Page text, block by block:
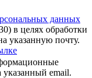
данных
в целях обработки
указанную почту.
email.